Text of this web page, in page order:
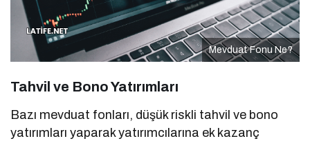
Mevduat Fonu Ne?
Tahvil ve Bono Yatırımları
Bazı mevduat fonları, düşük riskli tahvil ve bono
yatırımları yaparak yatırımcılarına ek kazanç